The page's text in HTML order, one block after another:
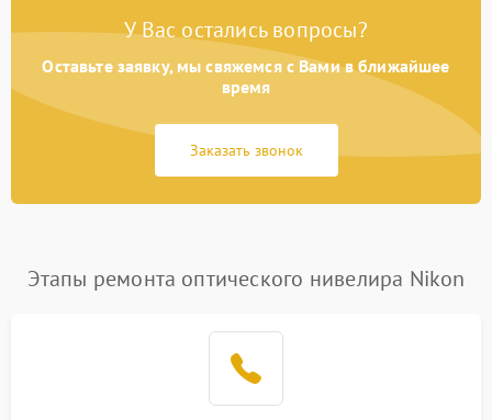
У Вас остались вопросы?
Оставьте заявку, мы свяжемся с Вами в ближайшее
время
Заказать звонок
Этапы ремонта оптического нивелира Nikon